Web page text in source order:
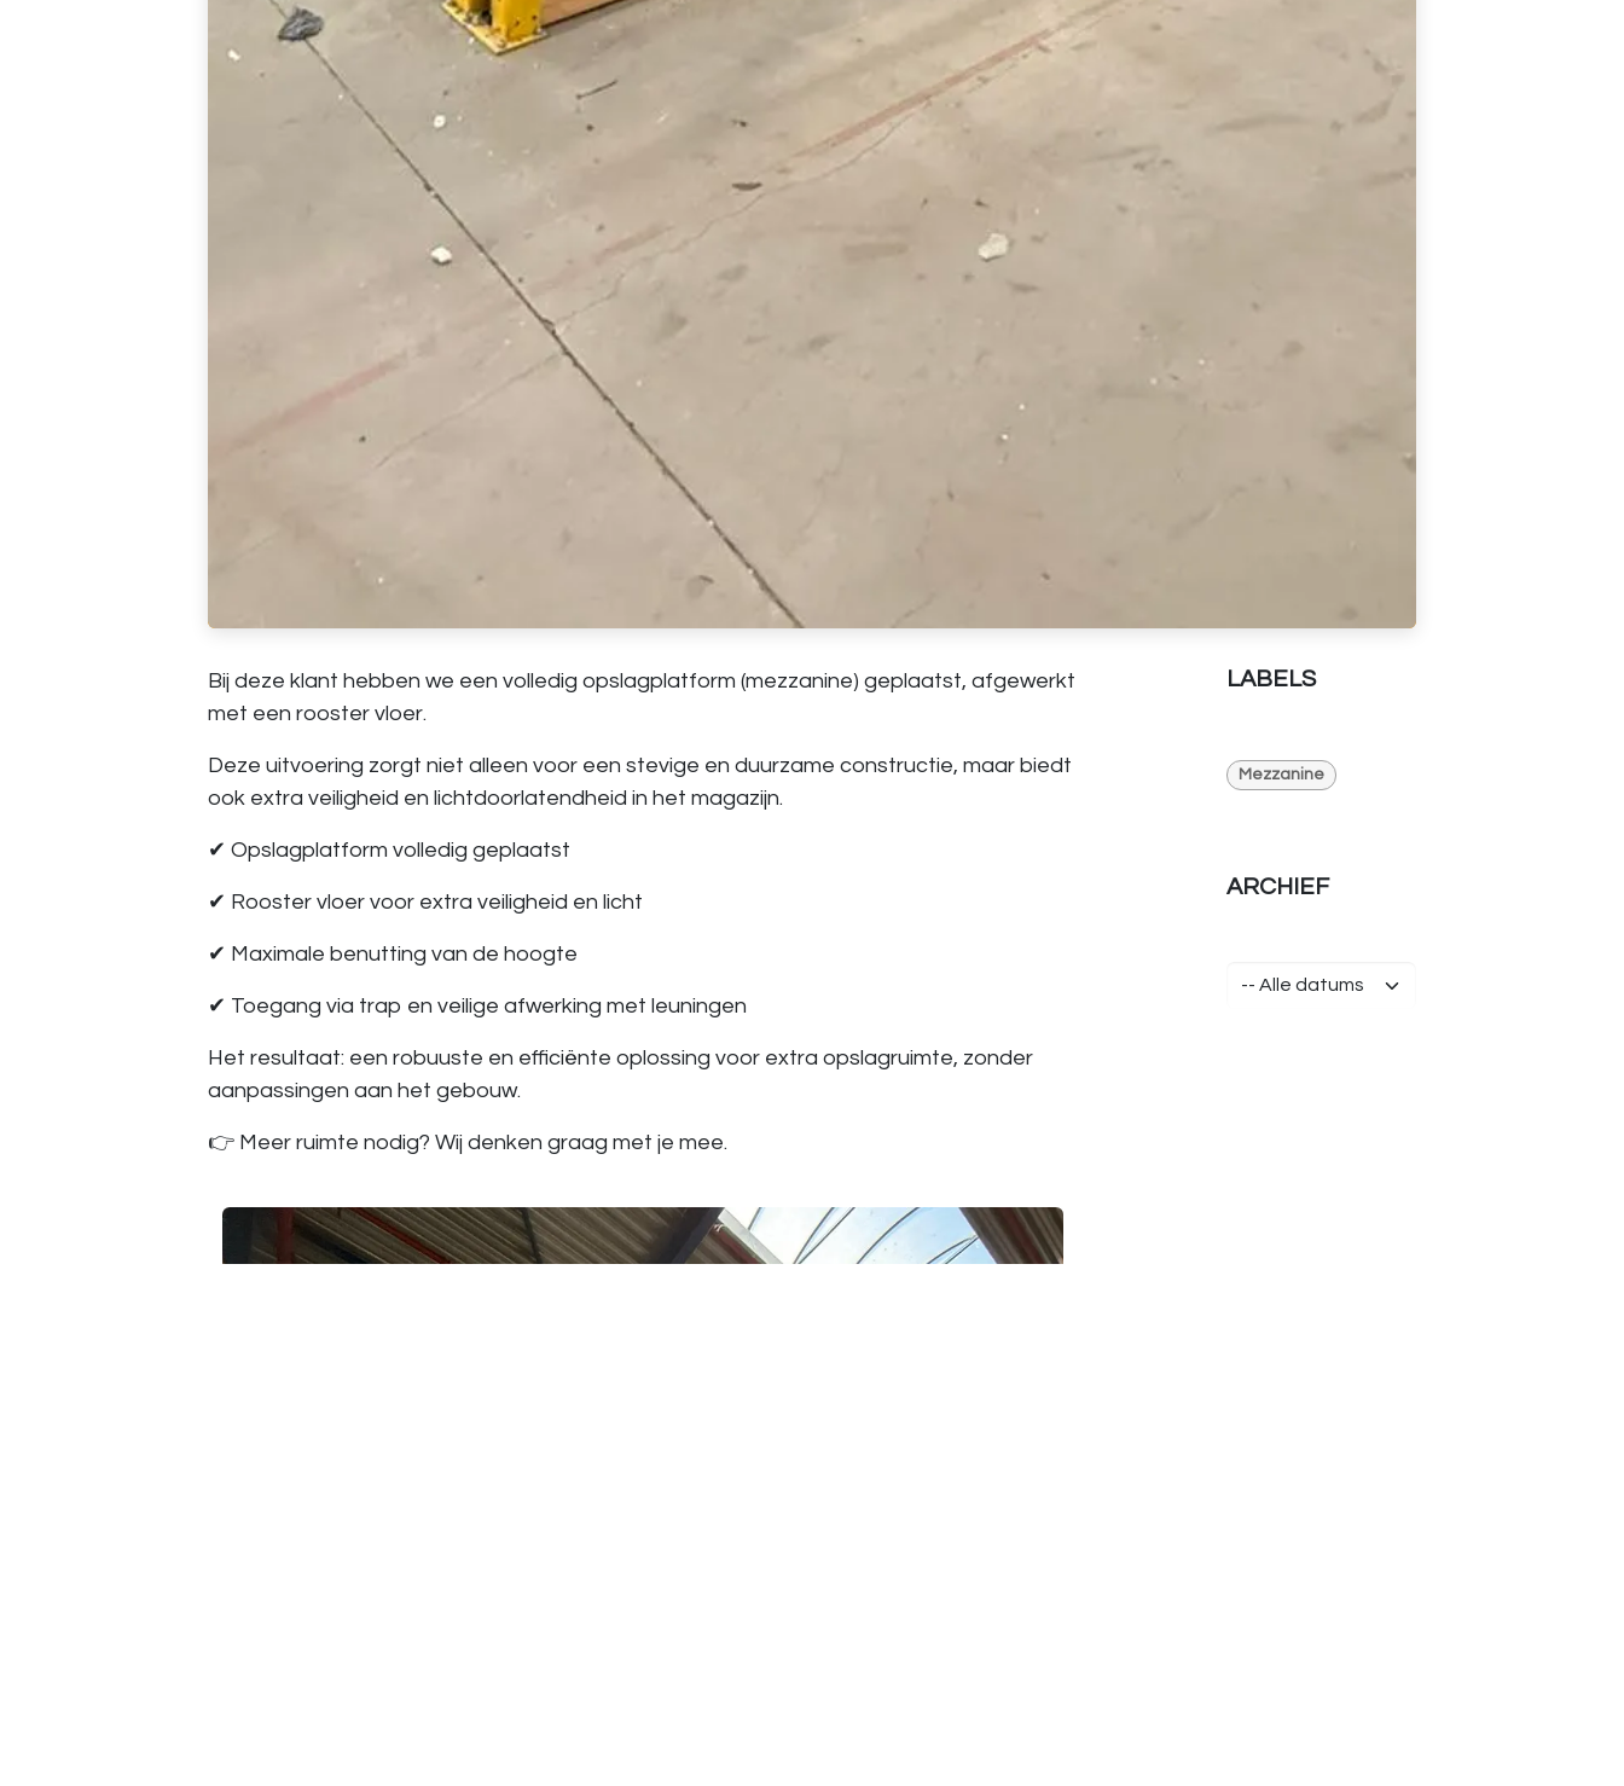
Bij deze klant hebben we een volledig opslagplatform (mezzanine) geplaatst, afgewerkt
met een rooster vloer.
Deze uitvoering zorgt niet alleen voor een stevige en duurzame constructie, maar biedt
ook extra veiligheid en lichtdoorlatendheid in het magazijn.
✔ Opslagplatform volledig geplaatst
✔ Rooster vloer voor extra veiligheid en licht
✔ Maximale benutting van de hoogte
✔ Toegang via trap en veilige afwerking met leuningen
Het resultaat: een robuuste en efficiënte oplossing voor extra opslagruimte, zonder
aanpassingen aan het gebouw.
👉 Meer ruimte nodig? Wij denken graag met je mee.
LABELS
Mezzanine
ARCHIEF